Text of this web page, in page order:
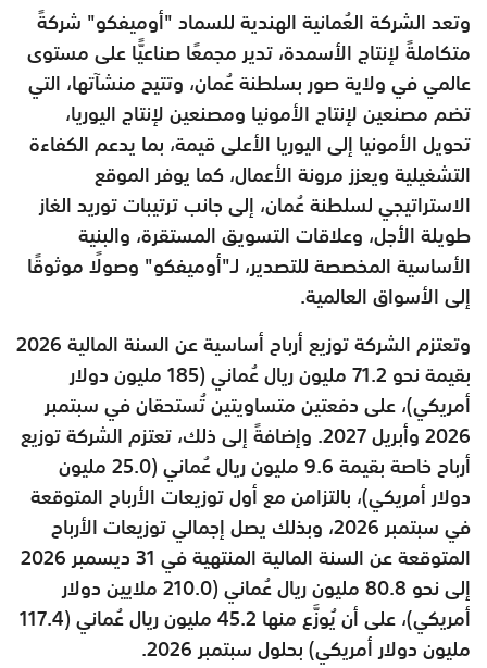
وتعد الشركة العُمانية الهندية للسماد "أوميفكو" شركةً
متكاملةً لإنتاج الأسمدة، تدير مجمعًا صناعيًّا على مستوى
عالمي في ولاية صور بسلطنة عُمان، وتتيح منشآتها، التي
تضم مصنعين لإنتاج الأمونيا ومصنعين لإنتاج اليوريا،
تحويل الأمونيا إلى اليوريا الأعلى قيمة، بما يدعم الكفاءة
التشغيلية ويعزز مرونة الأعمال، كما يوفر الموقع
الاستراتيجي لسلطنة عُمان، إلى جانب ترتيبات توريد الغاز
طويلة الأجل، وعلاقات التسويق المستقرة، والبنية
الأساسية المخصصة للتصدير، لـ"أوميفكو" وصولًا موثوقًا
إلى الأسواق العالمية.
وتعتزم الشركة توزيع أرباح أساسية عن السنة المالية 2026
بقيمة نحو 71.2 مليون ريال عُماني (185 مليون دولار
أمريكي)، على دفعتين متساويتين تُستحقان في سبتمبر
2026 وأبريل 2027. وإضافةً إلى ذلك، تعتزم الشركة توزيع
أرباح خاصة بقيمة 9.6 مليون ريال عُماني (25.0 مليون
دولار أمريكي)، بالتزامن مع أول توزيعات الأرباح المتوقعة
في سبتمبر 2026، وبذلك يصل إجمالي توزيعات الأرباح
المتوقعة عن السنة المالية المنتهية في 31 ديسمبر 2026
إلى نحو 80.8 مليون ريال عُماني (210.0 ملايين دولار
أمريكي)، على أن يُوزَّع منها 45.2 مليون ريال عُماني (117.4
مليون دولار أمريكي) بحلول سبتمبر 2026.